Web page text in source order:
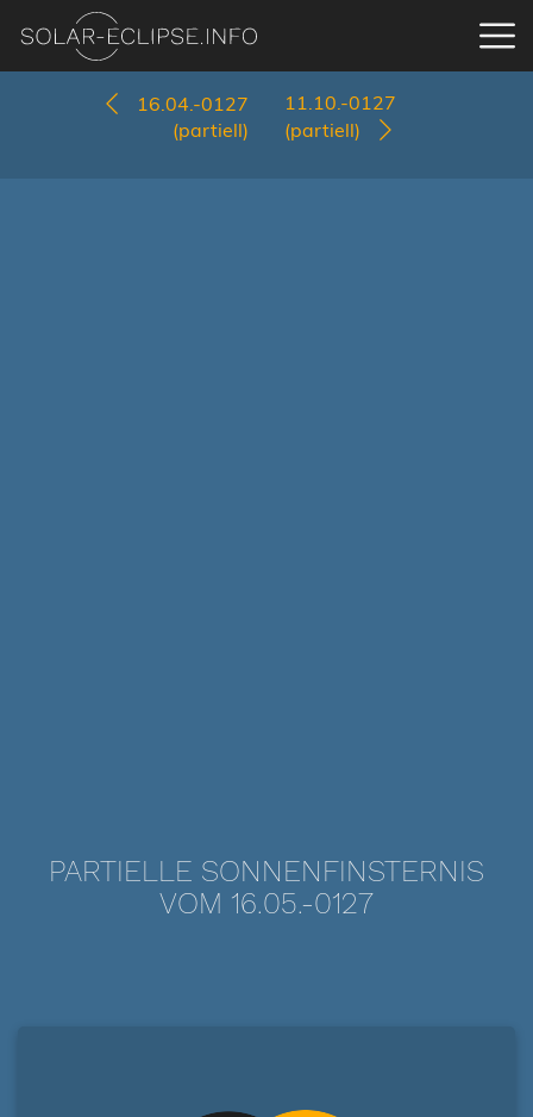
16.04.-0127
(partiell)
11.10.-0127
(partiell)
PARTIELLE SONNENFINSTERNIS
VOM 16.05.-0127